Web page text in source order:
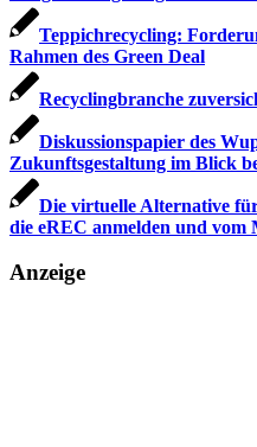
Teppichrecycling:
Rahmen des Green Deal
Recyclingbranche
Diskussionspapier des
Zukunftsgestaltung im Blick
Die virtuelle Alternative
die eREC anmelden und vom
Anzeige